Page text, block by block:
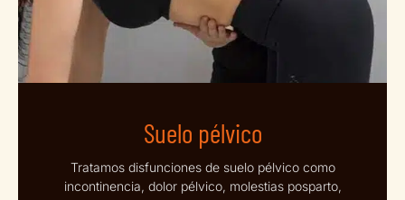
Suelo pélvico
Tratamos disfunciones de suelo pélvico como
incontinencia, dolor pélvico, molestias posparto,